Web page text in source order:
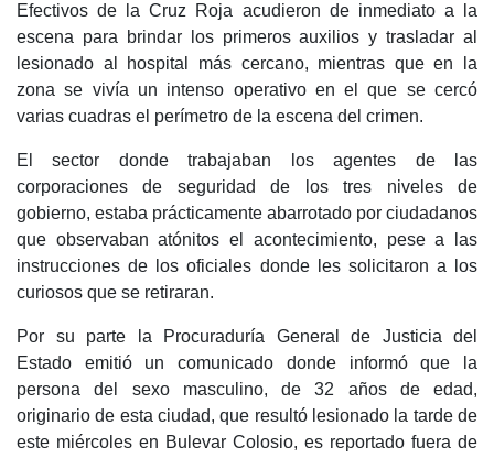
Efectivos de la Cruz Roja acudieron de inmediato a la
escena para brindar los primeros auxilios y trasladar al
lesionado al hospital más cercano, mientras que en la
zona se vivía un intenso operativo en el que se cercó
varias cuadras el perímetro de la escena del crimen.
El sector donde trabajaban los agentes de las
corporaciones de seguridad de los tres niveles de
gobierno, estaba prácticamente abarrotado por ciudadanos
que observaban atónitos el acontecimiento, pese a las
instrucciones de los oficiales donde les solicitaron a los
curiosos que se retiraran.
Por su parte la Procuraduría General de Justicia del
Estado emitió un comunicado donde informó que la
persona del sexo masculino, de 32 años de edad,
originario de esta ciudad, que resultó lesionado la tarde de
este miércoles en Bulevar Colosio, es reportado fuera de